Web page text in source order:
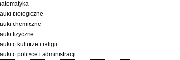
biologiczne
chemiczne
fizyczne
o kulturze i religii
o polityce i administracji